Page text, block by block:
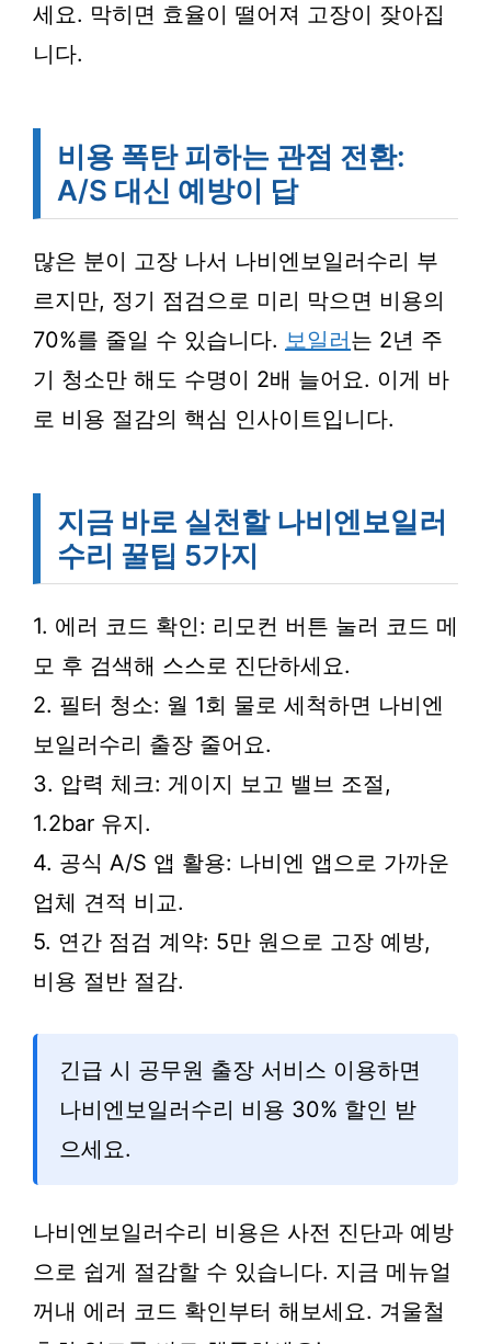
세요. 막히면 효율이 떨어져 고장이 잦아집
니다.
비용 폭탄 피하는 관점 전환:
A/S 대신 예방이 답
많은 분이 고장 나서 나비엔보일러수리 부
르지만, 정기 점검으로 미리 막으면 비용의
70%를 줄일 수 있습니다. 보일러는 2년 주
기 청소만 해도 수명이 2배 늘어요. 이게 바
로 비용 절감의 핵심 인사이트입니다.
지금 바로 실천할 나비엔보일러
수리 꿀팁 5가지
1. 에러 코드 확인: 리모컨 버튼 눌러 코드 메
모 후 검색해 스스로 진단하세요.
2. 필터 청소: 월 1회 물로 세척하면 나비엔
보일러수리 출장 줄어요.
3. 압력 체크: 게이지 보고 밸브 조절,
1.2bar 유지.
4. 공식 A/S 앱 활용: 나비엔 앱으로 가까운
업체 견적 비교.
5. 연간 점검 계약: 5만 원으로 고장 예방,
비용 절반 절감.
긴급 시 공무원 출장 서비스 이용하면
나비엔보일러수리 비용 30% 할인 받
으세요.
나비엔보일러수리 비용은 사전 진단과 예방
으로 쉽게 절감할 수 있습니다. 지금 메뉴얼
꺼내 에러 코드 확인부터 해보세요. 겨울철